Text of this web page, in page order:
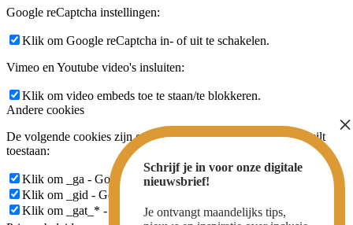
Google reCaptcha instellingen:
Klik om Google reCaptcha in- of uit te schakelen.
Vimeo en Youtube video's insluiten:
Klik om video embeds toe te staan/te blokkeren.
Andere cookies
De volgende cookies zijn ook nodig - U kunt kiezen of u ze wilt
toestaan:
Klik om _ga - Google Analytics Cookie in/uit te schakelen.
Klik om _gid - Google Analytics Cookie in/uit te schakelen.
Klik om _gat_* - Google Analytics Cookie in/uit te schakelen.
Schrijf je in voor onze digitale
nieuwsbrief!
Je ontvangt maandelijks tips,